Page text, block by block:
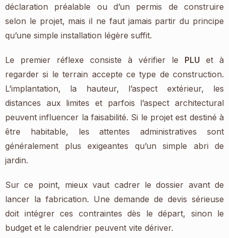
déclaration préalable ou d’un permis de construire
selon le projet, mais il ne faut jamais partir du principe
qu’une simple installation légère suffit.
Le premier réflexe consiste à vérifier le PLU et à
regarder si le terrain accepte ce type de construction.
L’implantation, la hauteur, l’aspect extérieur, les
distances aux limites et parfois l’aspect architectural
peuvent influencer la faisabilité. Si le projet est destiné à
être habitable, les attentes administratives sont
généralement plus exigeantes qu’un simple abri de
jardin.
Sur ce point, mieux vaut cadrer le dossier avant de
lancer la fabrication. Une demande de devis sérieuse
doit intégrer ces contraintes dès le départ, sinon le
budget et le calendrier peuvent vite dériver.